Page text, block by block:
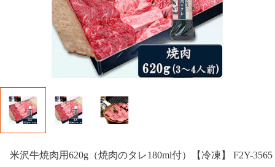
米沢牛焼肉用620g（焼肉のタレ180ml付）【冷凍】 F2Y-3565